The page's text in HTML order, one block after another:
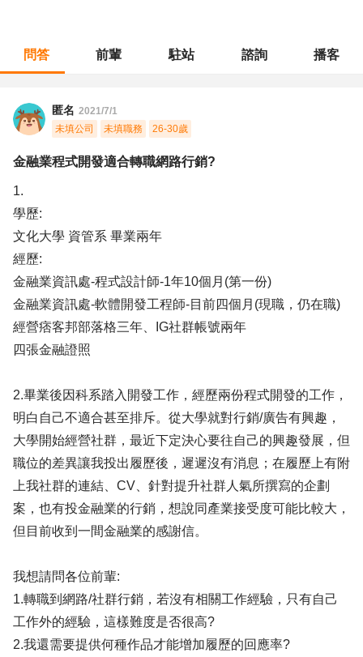
問答 前輩 駐站 諮詢 播客
匿名 2021/7/1
未填公司
未填職務 26-30歲
金融業程式開發適合轉職網路行銷?
1.
學歷:
文化大學 資管系 畢業兩年
經歷:
金融業資訊處-程式設計師-1年10個月(第一份)
金融業資訊處-軟體開發工程師-目前四個月(現職，仍在職)
經營痞客邦部落格三年、IG社群帳號兩年
四張金融證照
2.畢業後因科系踏入開發工作，經歷兩份程式開發的工作，
明白自己不適合甚至排斥。從大學就對行銷/廣告有興趣，
大學開始經營社群，最近下定決心要往自己的興趣發展，但
職位的差異讓我投出履歷後，遲遲沒有消息；在履歷上有附
上我社群的連結、CV、針對提升社群人氣所撰寫的企劃
案，也有投金融業的行銷，想說同產業接受度可能比較大，
但目前收到一間金融業的感謝信。
我想請問各位前輩:
1.轉職到網路/社群行銷，若沒有相關工作經驗，只有自己
工作外的經驗，這樣難度是否很高?
2.我還需要提供何種作品才能增加履歷的回應率?